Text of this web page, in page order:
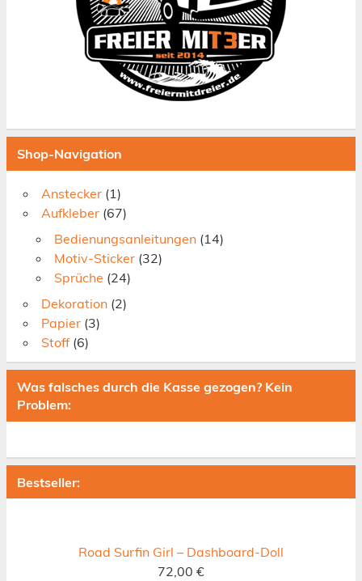
Shop-Navigation
Anstecker (1)
Aufkleber (67)
Bedienungsanleitungen (14)
Motiv-Sticker (32)
Sprüche (24)
Dekoration (2)
Papier (3)
Stoff (6)
Was falsches durch die Kasse gezogen? Kein
Problem:
Bestseller:
Road Surfin Girl – Dashboard-Doll
72,00 €